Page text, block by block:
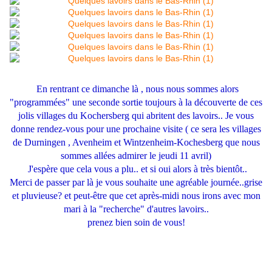
En rentrant ce dimanche là , nous nous sommes alors
"programmées" une seconde sortie toujours à la découverte de ces
jolis villages du Kochersberg qui abritent des lavoirs.. Je vous
donne rendez-vous pour une prochaine visite ( ce sera les villages
de Durningen , Avenheim et Wintzenheim-Kochesberg que nous
sommes allées admirer le jeudi 11 avril)
J'espère que cela vous a plu.. et si oui alors à très bientôt..
Merci de passer par là je vous souhaite une agréable journée..grise
et pluvieuse? et peut-être que cet après-midi nous irons avec mon
mari à la "recherche" d'autres lavoirs..
prenez bien soin de vous!